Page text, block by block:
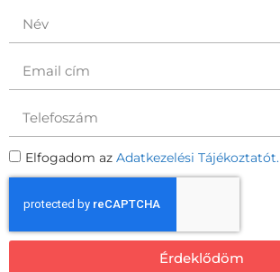
Elfogadom az Adatkezelési Tájékoztatót.
Érdeklődöm